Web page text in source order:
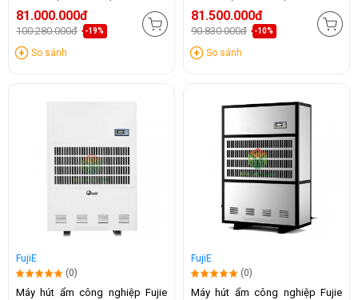
81.000.000đ
100.280.000đ -19%
So sánh
81.500.000đ
90.830.000đ -10%
So sánh
FujiE
(0)
Máy hút ẩm công nghiệp Fujie
FujiE
(0)
Máy hút ẩm công nghiệp Fujie